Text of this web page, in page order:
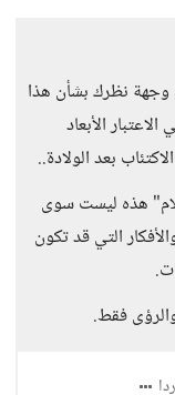
وجهة نظرك بشأن هذا
الأبعاد
بعد الولادة..
هذه ليست سوى
التي قد تكون
فقط.